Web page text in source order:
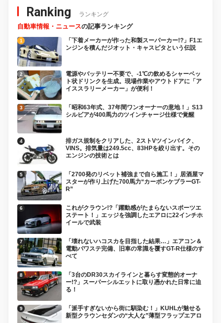
Ranking ランキング
自動車情報・ニュースの記事ランキング
「下着メーカーが作った和製スーパーカー!?」F1エ
ンジンを積んだジオット・キャスピタという伝説
電源やバッテリー不要で、-1℃の飲めるシャーベッ
ト状ドリンクを生成。現場作業やアウトドアに「ア
イススラリーメーカー」が便利！
「昭和63年式、37年間ワンオーナーの意地！」S13
シルビアが400馬力のツインチャージ仕様で覚醒
排ガス規制をクリアした、2ストVツインバイク、
VINS。排気量は249.5cc、83HPを絞り出す。その
エンジンの技術とは
「2700発のリベット補強まで自ら施工！」居酒屋マ
スターが作り上げた700馬力“カーボンケブラーGT-
R”
これがクラウン!?「躍動感がたまらないスポーツエ
ステート！」エッジを強調したエアロに22インチホ
イールで武装
「壊れないハコスカを目指した結果…」エアコン＆
電動パワステ完備、旧車の常識を覆すGT-R仕様のす
べて
「3台のDR30スカイラインと暮らす変態的オーナ
ー!?」スーパーシルエットに取り憑かれた日常に迫
る！
「派手すぎないから街に馴染む！」KUHLが魅せる
新型クラウンセダンの“大人な”薄型フラップエアロ